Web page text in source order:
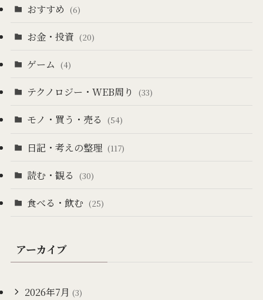
おすすめ (6)
お金・投資 (20)
ゲーム (4)
テクノロジー・WEB周り (33)
モノ・買う・売る (54)
日記・考えの整理 (117)
読む・観る (30)
食べる・飲む (25)
アーカイブ
2026年7月 (3)